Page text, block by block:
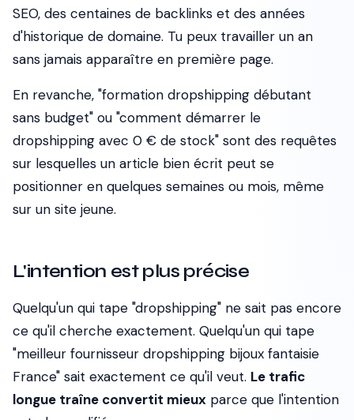
SEO, des centaines de backlinks et des années
d'historique de domaine. Tu peux travailler un an
sans jamais apparaître en première page.
En revanche, "formation dropshipping débutant
sans budget" ou "comment démarrer le
dropshipping avec 0 € de stock" sont des requêtes
sur lesquelles un article bien écrit peut se
positionner en quelques semaines ou mois, même
sur un site jeune.
L'intention est plus précise
Quelqu'un qui tape "dropshipping" ne sait pas encore
ce qu'il cherche exactement. Quelqu'un qui tape
"meilleur fournisseur dropshipping bijoux fantaisie
France" sait exactement ce qu'il veut. Le trafic
longue traîne convertit mieux parce que l'intention